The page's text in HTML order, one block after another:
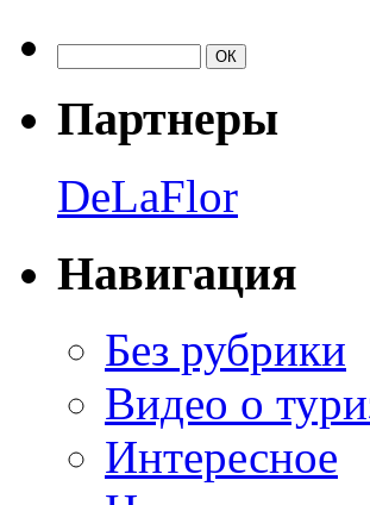
Партнеры
DeLaFlor
Навигация
Без рубрики
Видео о
Интересное